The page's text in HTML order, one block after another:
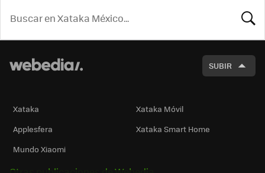
SUBIR
Xataka
Xataka Móvil
Applesfera
Xataka Smart Home
Mundo Xiaomi